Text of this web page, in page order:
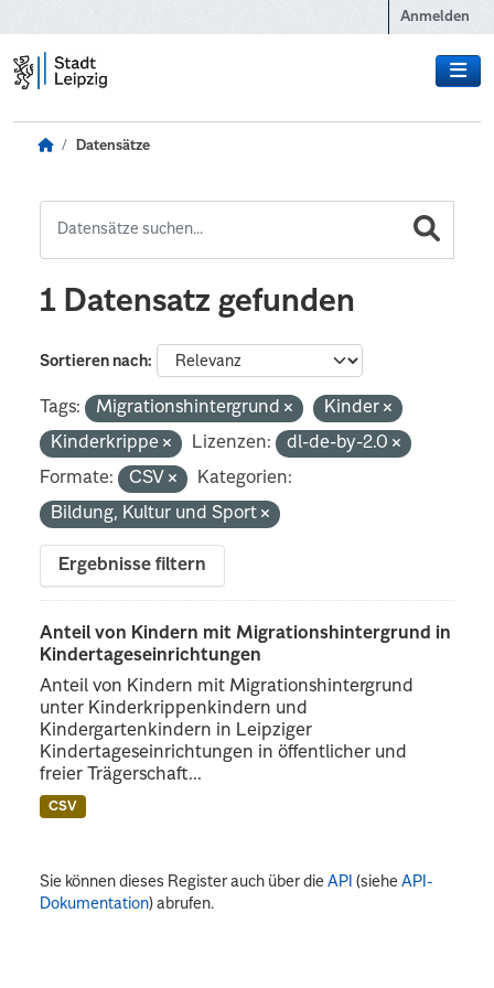
Anmelden
Datensätze
1 Datensatz gefunden
Sortieren nach
Tags: Migrationshintergrund
Kinder
Kinderkrippe
Lizenzen:
dl-de-by-2.0
Formate:
CSV
Kategorien:
Bildung, Kultur und Sport
Ergebnisse filtern
Anteil von Kindern mit Migrationshintergrund in
Kindertageseinrichtungen
Anteil von Kindern mit Migrationshintergrund
unter Kinderkrippenkindern und
Kindergartenkindern in Leipziger
Kindertageseinrichtungen in öffentlicher und
freier Trägerschaft...
CSV
Sie können dieses Register auch über dieAPI (sieheAPI-
Dokumentation) abrufen.